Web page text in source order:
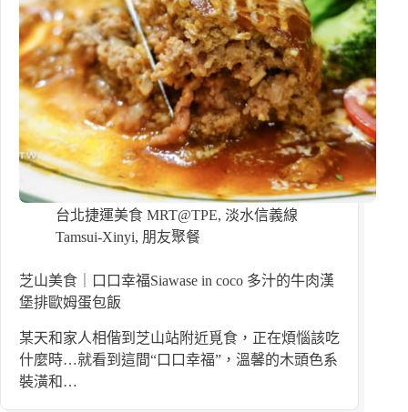
台北捷運美食 MRT@TPE, 淡水信義線
Tamsui-Xinyi, 朋友聚餐
芝山美食｜口口幸福Siawase in coco 多汁的牛肉漢
堡排歐姆蛋包飯
某天和家人相偕到芝山站附近覓食，正在煩惱該吃
什麼時…就看到這間“口口幸福”，溫馨的木頭色系
裝潢和…